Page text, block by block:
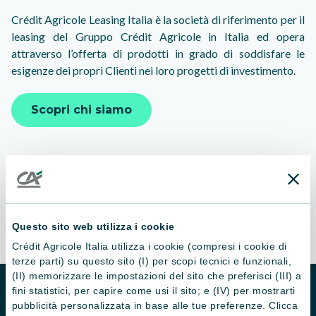
Questo sito web utilizza i cookie
Crédit Agricole Italia utilizza i cookie (compresi i cookie di
terze parti) su questo sito (I) per scopi tecnici e funzionali,
(II) memorizzare le impostazioni del sito che preferisci (III) a
fini statistici, per capire come usi il sito; e (IV) per mostrarti
pubblicità personalizzata in base alle tue preferenze. Clicca
Crédit Agricole Leasing Italia è la società di riferimento per il
leasing del Gruppo Crédit Agricole in Italia ed opera
attraverso l’offerta di prodotti in grado di soddisfare le
esigenze dei propri Clienti nei loro progetti di investimento.
Scopri chi siamo
Rete distributiva